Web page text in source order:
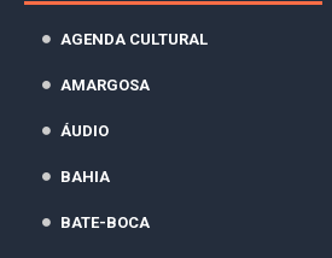
AGENDA CULTURAL
AMARGOSA
ÁUDIO
BAHIA
BATE-BOCA